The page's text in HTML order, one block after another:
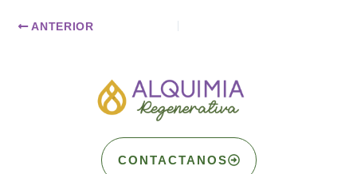
ANTERIOR
CONTACTANOS